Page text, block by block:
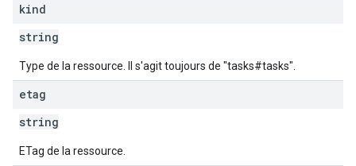
kind
string
Type de la ressource. Il s'agit toujours de "tasks#tasks".
etag
string
ETag de la ressource.